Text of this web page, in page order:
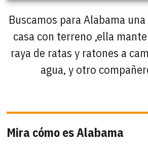
Buscamos para Alabama
casa con terreno ,ella
raya de ratas y ratones a
agua, y otro
Mira cómo es Alabama